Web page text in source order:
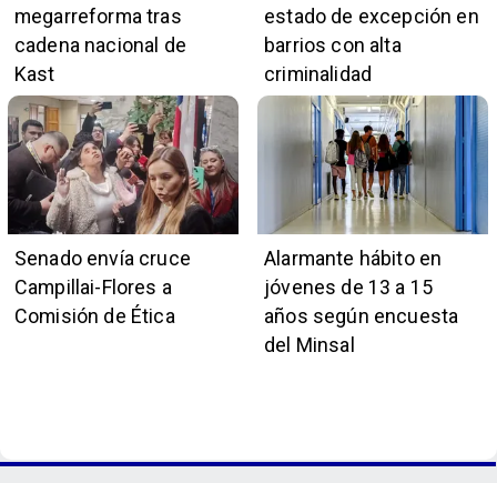
megarreforma tras
cadena nacional de
Kast
estado de excepción en
barrios con alta
criminalidad
Senado envía cruce
Campillai-Flores a
Comisión de Ética
Alarmante hábito en
jóvenes de 13 a 15
años según encuesta
del Minsal